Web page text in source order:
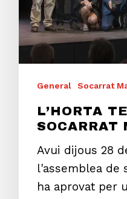
General Socarrat
L’HORTA
SOCARRAT
Avui dijous 28
l'assemblea de
ha aprovat per